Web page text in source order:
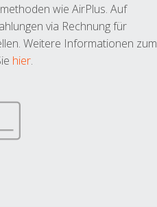
wie AirPlus. Auf
via Rechnung für
Weitere Informationen zum
hier.